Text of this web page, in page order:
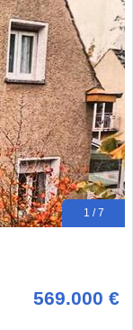
1 / 7
569.000 €